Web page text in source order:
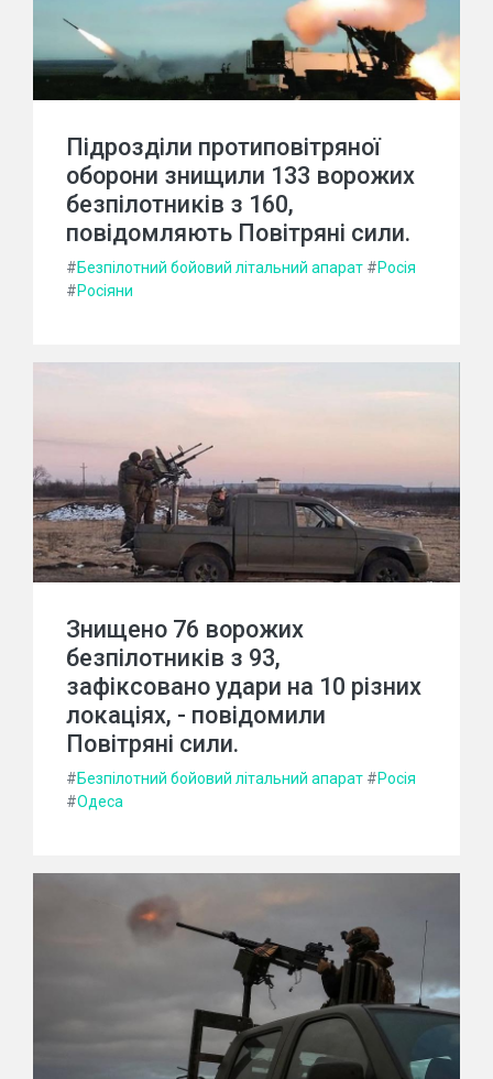
Підрозділи протиповітряної
оборони знищили 133 ворожих
безпілотників з 160,
повідомляють Повітряні сили.
#Безпілотний бойовий літальний апарат #Росія
#Росіяни
Знищено 76 ворожих
безпілотників з 93,
зафіксовано удари на 10 різних
локаціях, - повідомили
Повітряні сили.
#Безпілотний бойовий літальний апарат #Росія
#Одеса